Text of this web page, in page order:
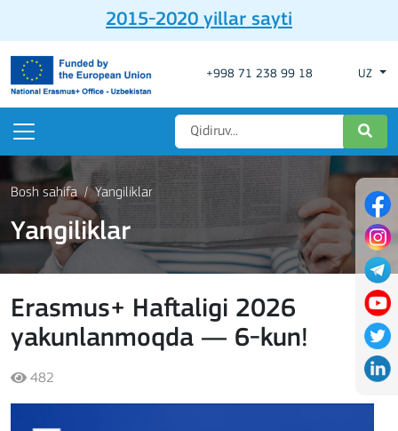
2015-2020 yillar sayti
+998 71 238 99 18 UZ
Bosh sahifa Yangiliklar
Yangiliklar
Erasmus+ Haftaligi 2026
yakunlanmoqda — 6-kun!
482